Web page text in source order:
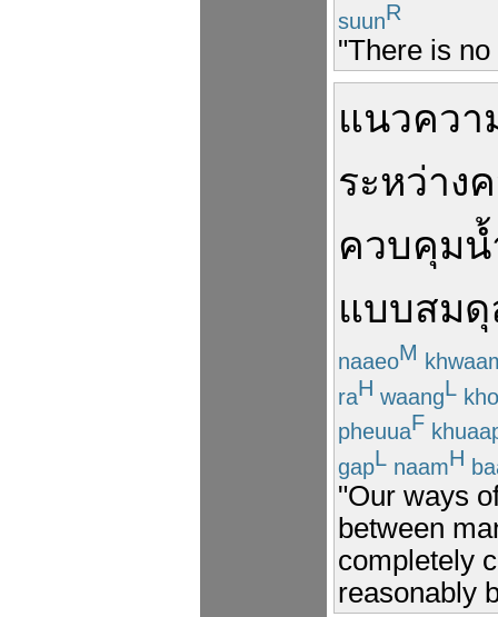
suunR
"There is
แนวควา
ระหว่าง
ควบคุม
แบบสม
naaeoM
raH waangL
pheuuaF
gapL naamH
"Our ways
between
completely
reasonably